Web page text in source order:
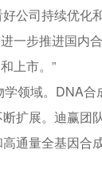
公司持续优化
一步推进国内
上市。”
领域。DNA
扩展。迪赢团
通量全基因合